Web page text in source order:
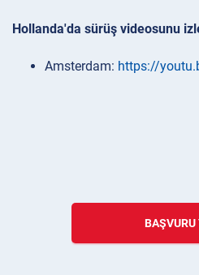
Hollanda'da sürüş videosunu
Amsterdam: https://
BAŞVURU